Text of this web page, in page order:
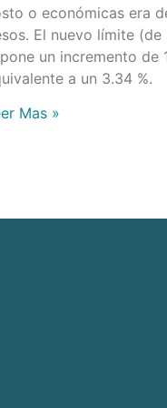
o económicas era
El nuevo límite (de
un incremento de
a un 3.34 %.
Mas »